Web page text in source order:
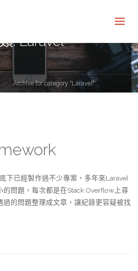
:Laravel
Archive for category "Laravel"
下已經製作過不少專案，多年來Laravel
的問題，每次都是在Stack Overflow上尋
過的問題整理成文章，讓紀錄更容疑被找